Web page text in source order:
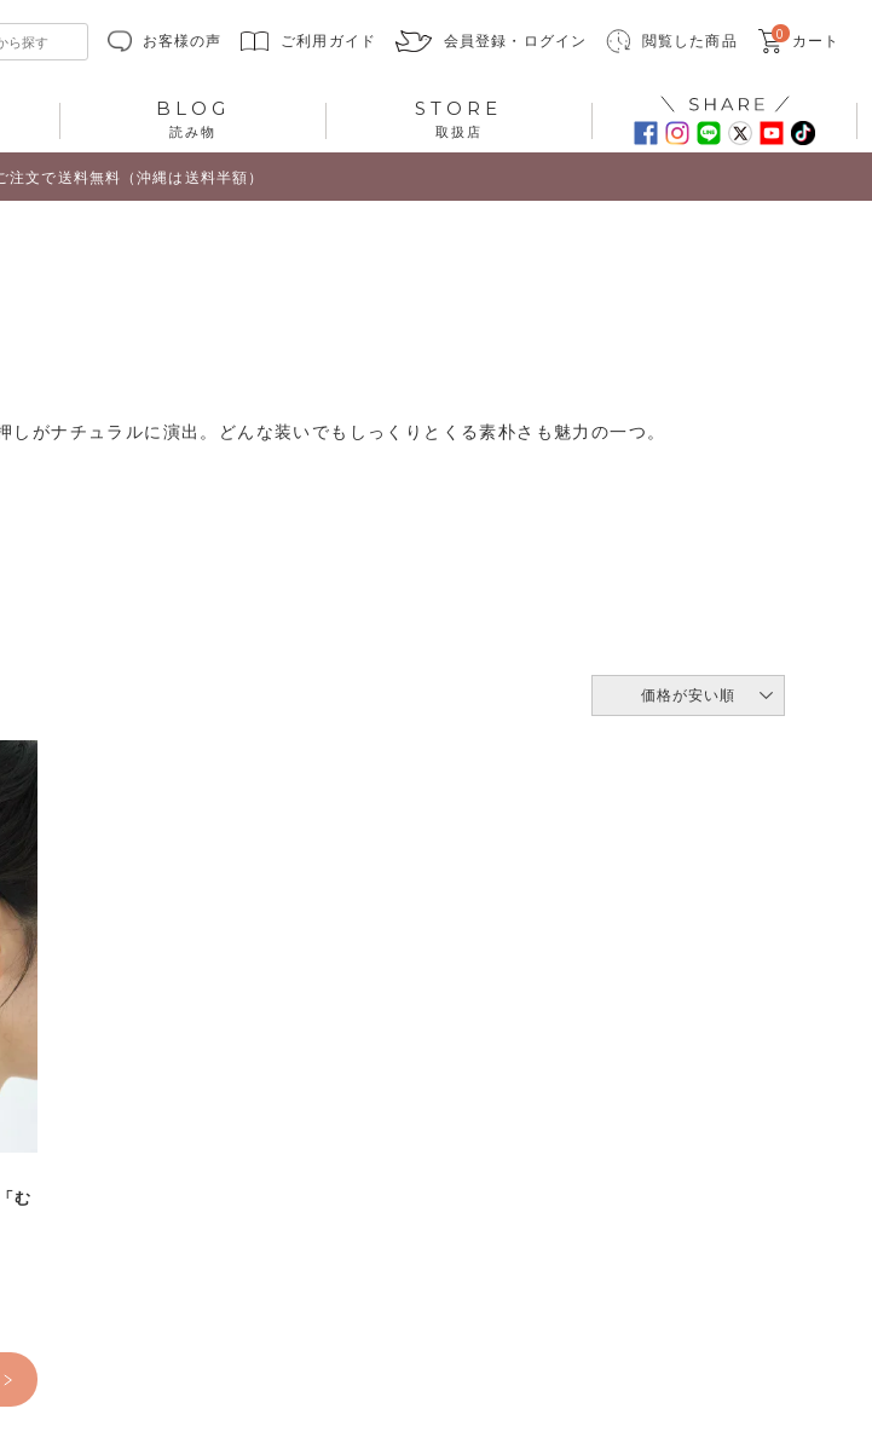
お客様の声 ご利用ガイド 会員登録・ログイン 閲覧した商品 0 カート
BLOG
読み物
STORE
取扱店
文で送料無料（沖縄は送料半額）
しがナチュラルに演出。どんな装いでもしっくりとくる素朴さも魅力の一つ。
価格が安い順
む